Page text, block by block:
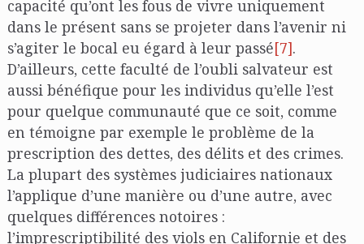
capacité qu’ont les fous de vivre uniquement
dans le présent sans se projeter dans l’avenir ni
s’agiter le bocal eu égard à leur passé[7].
D’ailleurs, cette faculté de l’oubli salvateur est
aussi bénéfique pour les individus qu’elle l’est
pour quelque communauté que ce soit, comme
en témoigne par exemple le problème de la
prescription des dettes, des délits et des crimes.
La plupart des systèmes judiciaires nationaux
l’applique d’une manière ou d’une autre, avec
quelques différences notoires :
l’imprescriptibilité des viols en Californie et des